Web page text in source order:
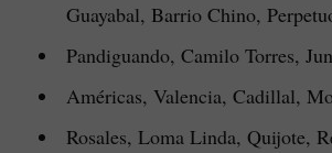
Guayabal, Barrio Chino,
Pandiguando, Camilo Torres,
Américas, Valencia, Cadillal,
Rosales, Loma Linda, Quijote,